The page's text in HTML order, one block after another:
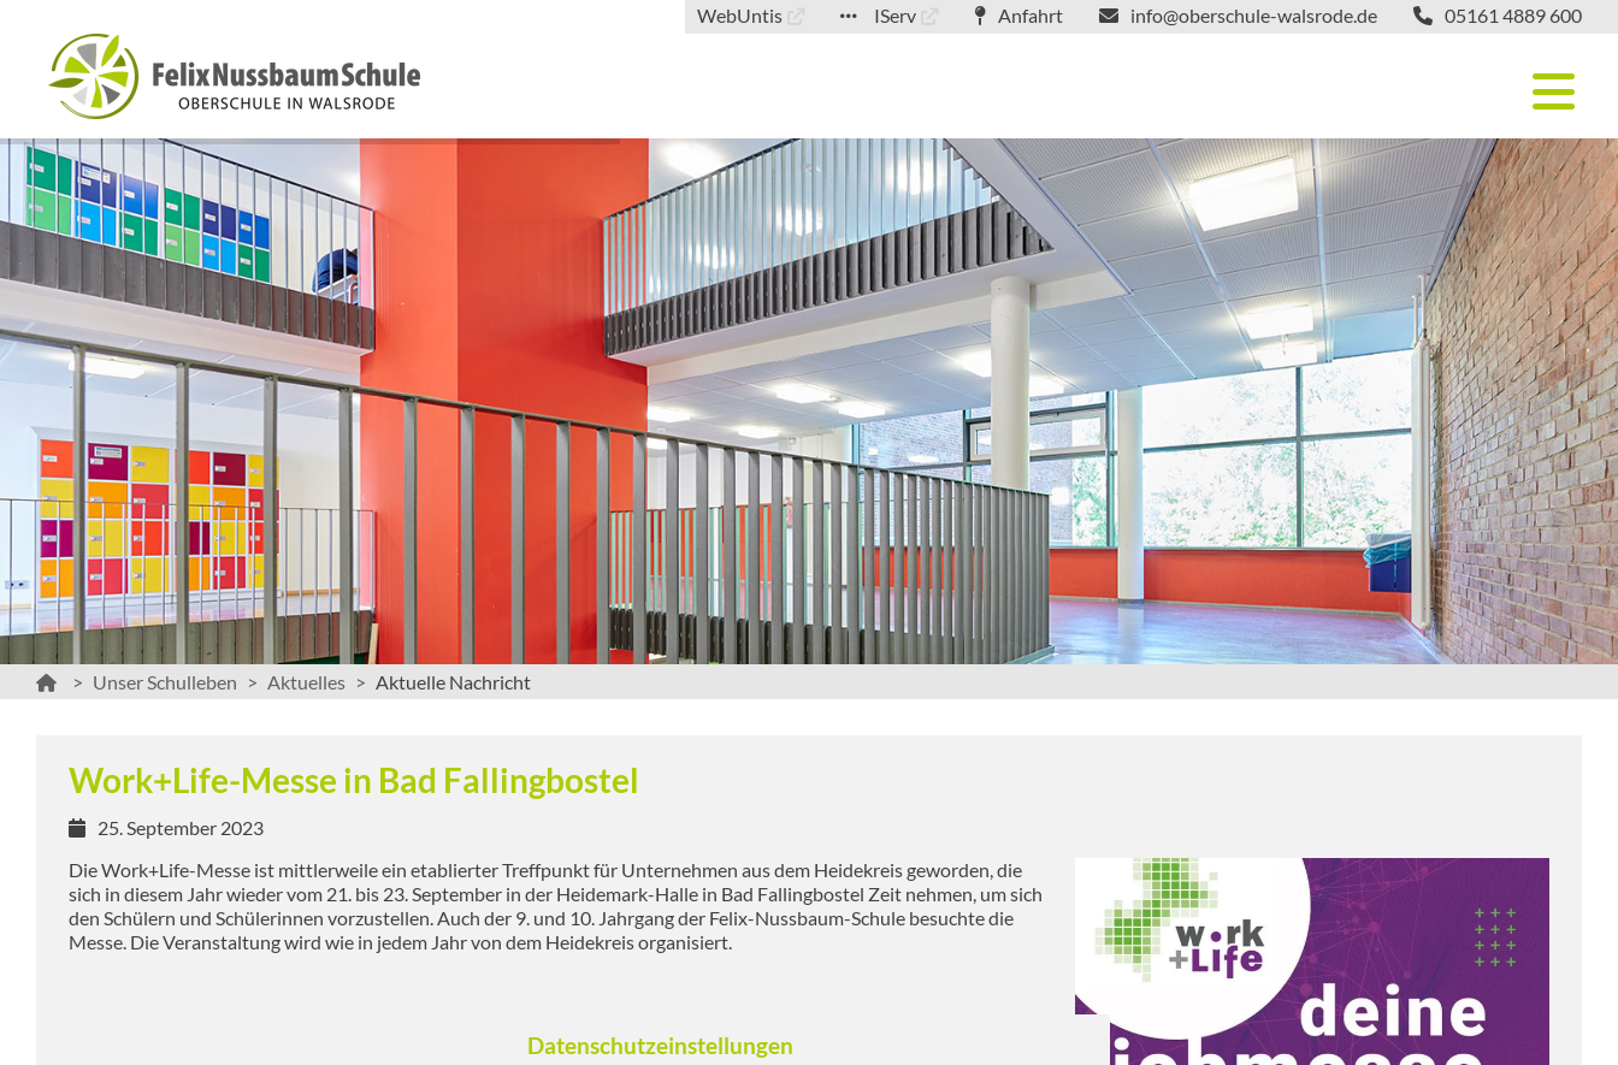
05161 4889 600
info@oberschule-walsrode.de
Anfahrt
IServ
WebUntis
Unser Schulleben Aktuelles Aktuelle Nachricht
Work+Life-Messe in Bad Fallingbostel
25. September 2023
Die Work+Life-Messe ist mittlerweile ein etablierter Treffpunkt für Unternehmen aus dem Heidekreis geworden, die
sich in diesem Jahr wieder vom 21. bis 23. September in der Heidemark-Halle in Bad Fallingbostel Zeit nehmen, um sich
den Schülern und Schülerinnen vorzustellen. Auch der 9. und 10. Jahrgang der Felix-Nussbaum-Schule besuchte die
Messe. Die Veranstaltung wird wie in jedem Jahr von dem Heidekreis organisiert.
Datenschutzeinstellungen